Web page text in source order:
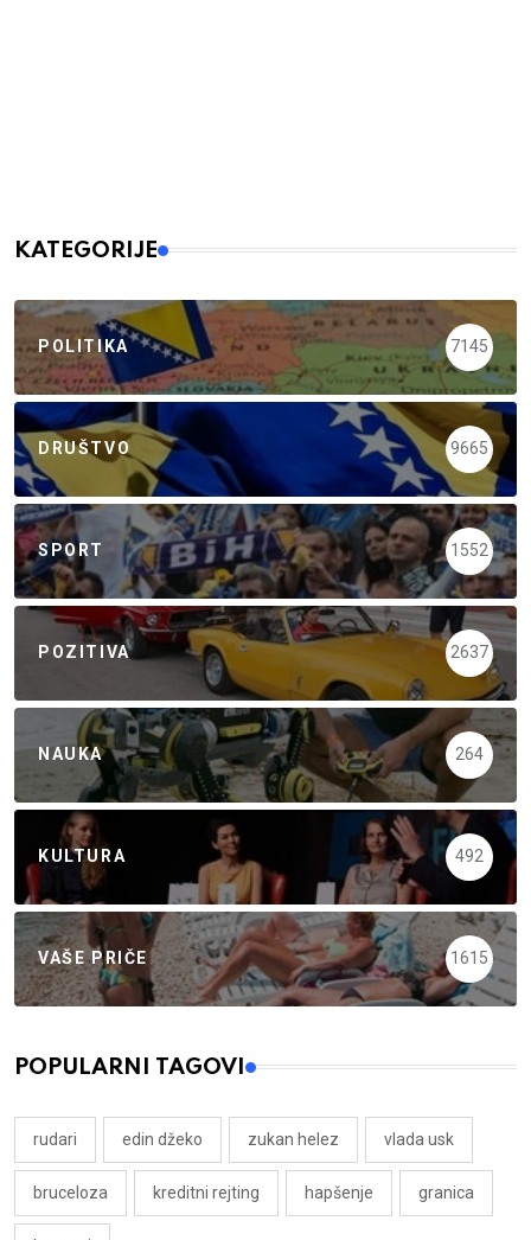
KATEGORIJE
POLITIKA 7145
DRUŠTVO 9665
SPORT 1552
POZITIVA 2637
NAUKA 264
KULTURA 492
VAŠE PRIČE 1615
POPULARNI TAGOVI
rudari edin džeko zukan helez vlada usk
bruceloza kreditni rejting hapšenje granica